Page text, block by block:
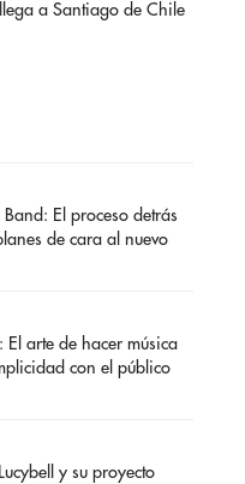
a Santiago de Chile
El proceso detrás
de cara al nuevo
El arte de hacer música
con el público
y su proyecto